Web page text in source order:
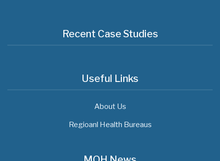
Recent Case Studies
Useful Links
About Us
Regioanl Health Bureaus